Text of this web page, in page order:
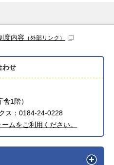
度内容 （外部リンク）
わせ
1階）
ス：0184-24-0228
ムをご利用ください。